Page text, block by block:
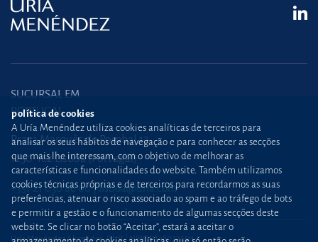
SUCURSAL EM
PORTUGAL
Praça Marquês de Pombal,12
1250-162 Lisboa (Portugal)
+351 21 030 86 00 lisboa@uria.com
Uría Menéndez Abogados, S.L.P. | NIPC PT980226511
política de cookies
A Uría Menéndez utiliza cookies analíticas de terceiros para
analisar os seus hábitos de navegação e para conhecer as secções
que mais lhe interessam, com o objetivo de melhorar as
características e funcionalidades do website. Também utilizamos
cookies técnicas próprias e de terceiros para recordarmos as suas
preferências, atenuar o risco associado ao spam e ao tráfego de bots
e permitir a gestão e o funcionamento de algumas secções deste
website. Se clicar no botão “Aceitar”, estará a aceitar o